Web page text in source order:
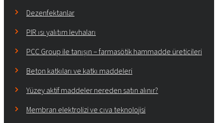
Dezenfektanlar
PIR ısı yalıtım levhaları
PCC Group ile tanışın – farmasötik hammadde üreticileri
Beton katkıları ve katkı maddeleri
Yüzey aktif maddeler nereden satın alınır?
Membran elektrolizi ve cıva teknolojisi